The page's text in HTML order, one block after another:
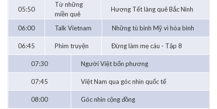
05:50
Từ những
miền quê
Hương Tết làng quê Bắc Ninh
06:00 Talk Vietnam Những tù binh Mỹ vì hòa bình
06:45 Phim truyện Đừng làm mẹ cáu - Tập 8
07:30 Người Việt bốn phương
07:45 Việt Nam qua góc nhìn quốc tế
08:00 Góc nhìn cộng đồng